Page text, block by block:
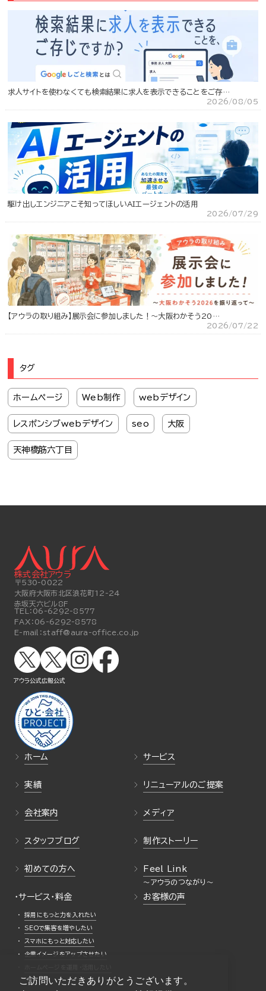
ご訪問いただきありがとうございます。
求人サイトを使わなくても検索結果に求人を表示できることをご存…
2026/08/05
駆け出しエンジニアこそ知ってほしいAIエージェントの活用
2026/07/29
【アウラの取り組み】展示会に参加しました！～大阪わかそう20…
2026/07/22
タグ
ホームページ Web制作 webデザイン
レスポンシブwebデザイン seo 大阪
天神橋筋六丁目
ホーム サービス
実績 リニューアルのご提案
会社案内 メディア
スタッフブログ 制作ストーリー
初めての方へ Feel Link
・サービス・料金
採用にもっと力を入れたい
SEOで集客を増やしたい
スマホにもっと対応したい
企業イメージをアップさせたい
お客様の声
株式会社アウラ
〒530-0022
大阪府大阪市北区浪花町12-24
赤坂天六ビル8F
TEL： 06-6292-8577
FAX： 06-6292-8578
E-mail： staff@aura-office.co.jp
アウラ公式 広報公式